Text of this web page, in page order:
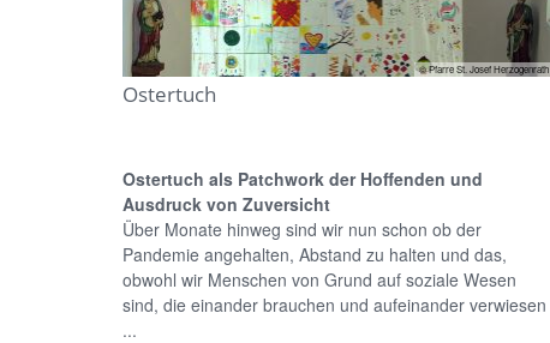
© Pfarre St. Josef Herzogenrath
Ostertuch
Ostertuch als Patchwork der Hoffenden und
Ausdruck von Zuversicht
Über Monate hinweg sind wir nun schon ob der
Pandemie angehalten, Abstand zu halten und das,
obwohl wir Menschen von Grund auf soziale Wesen
sind, die einander brauchen und aufeinander verwiesen
...